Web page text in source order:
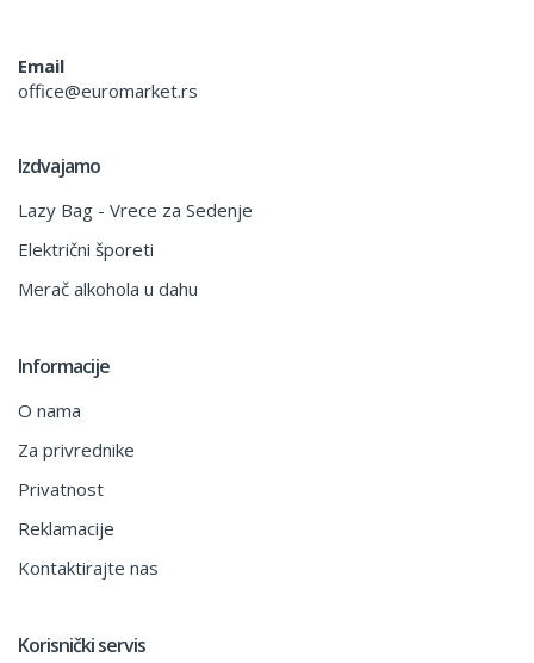
Email
office@euromarket.rs
Izdvajamo
Lazy Bag - Vrece za Sedenje
Električni šporeti
Merač alkohola u dahu
Informacije
O nama
Za privrednike
Privatnost
Reklamacije
Kontaktirajte nas
Korisnički servis